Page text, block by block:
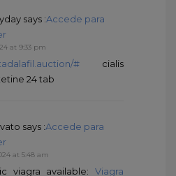
says :Accede para
at 9:33 pm
# cialis
24 tab
says :Accede para
at 5:48 am
viagra available: Viagra